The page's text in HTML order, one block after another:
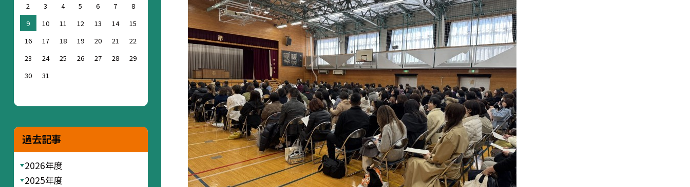
2
3 4 5 6 7
8
9
10 11 12 13 14
15
16
17 18 19 20 21
22
23
24 25 26 27 28
29
30
31
過去記事
2026年度
2025年度